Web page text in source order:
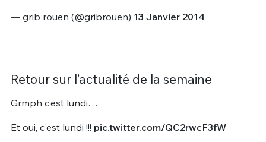
— grib rouen (@gribrouen) 13 Janvier 2014
Retour sur l’actualité de la semaine
Grmph c’est lundi…
Et oui, c'est lundi !!! pic.twitter.com/QC2rwcF3fW